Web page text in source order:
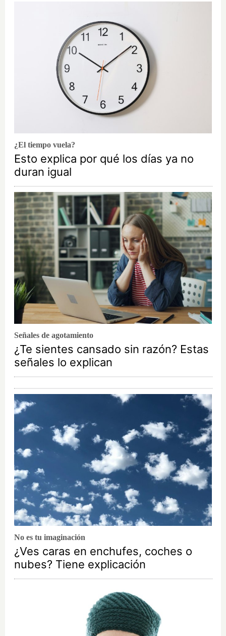
¿El tiempo vuela?
Esto explica por qué los días ya no
duran igual
Señales de agotamiento
¿Te sientes cansado sin razón? Estas
señales lo explican
No es tu imaginación
¿Ves caras en enchufes, coches o
nubes? Tiene explicación